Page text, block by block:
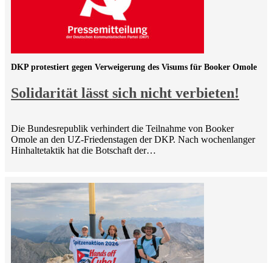
Solidarität lässt sich nicht verbieten!
DKP protestiert gegen Verweigerung des Visums für Booker Omole
Die Bundesrepublik verhindert die Teilnahme von Booker
Omole an den UZ-Friedenstagen der DKP. Nach wochenlanger
Hinhaltetaktik hat die Botschaft der…